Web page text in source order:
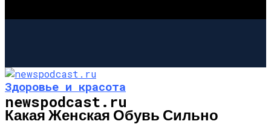
newspodcast.ru
Здоровье и красота
Какая Женская Обувь Сильно